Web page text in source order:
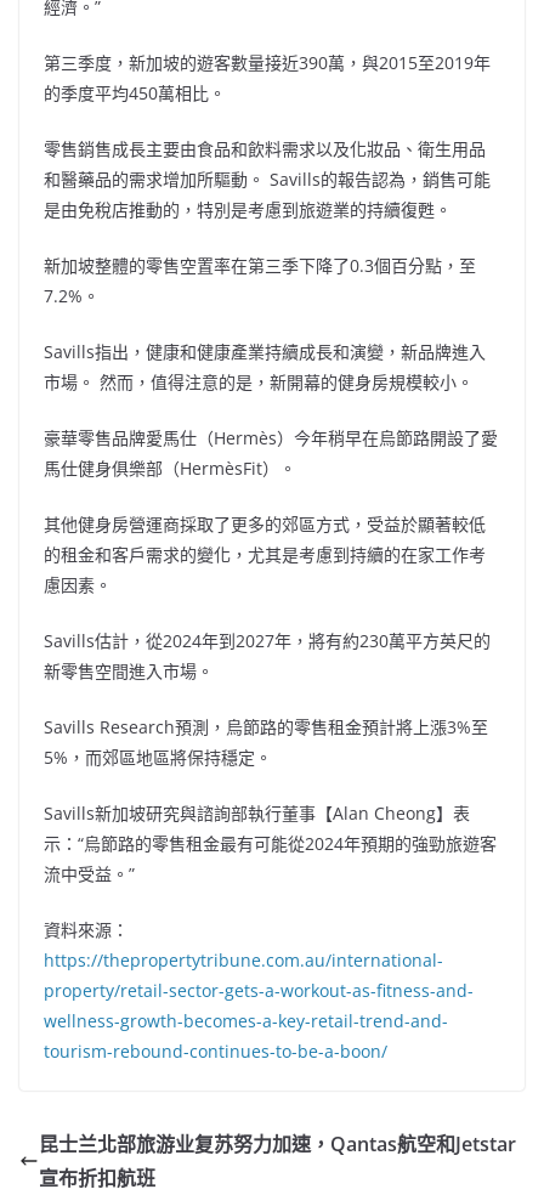
經濟。”
第三季度，新加坡的遊客數量接近390萬，與2015至2019年
的季度平均450萬相比。
零售銷售成長主要由食品和飲料需求以及化妝品、衛生用品
和醫藥品的需求增加所驅動。 Savills的報告認為，銷售可能
是由免稅店推動的，特別是考慮到旅遊業的持續復甦。
新加坡整體的零售空置率在第三季下降了0.3個百分點，至
7.2%。
Savills指出，健康和健康產業持續成長和演變，新品牌進入
市場。 然而，值得注意的是，新開幕的健身房規模較小。
豪華零售品牌愛馬仕（Hermès）今年稍早在烏節路開設了愛
馬仕健身俱樂部（HermèsFit）。
其他健身房營運商採取了更多的郊區方式，受益於顯著較低
的租金和客戶需求的變化，尤其是考慮到持續的在家工作考
慮因素。
Savills估計，從2024年到2027年，將有約230萬平方英尺的
新零售空間進入市場。
Savills Research預測，烏節路的零售租金預計將上漲3%至
5%，而郊區地區將保持穩定。
Savills新加坡研究與諮詢部執行董事【Alan Cheong】表
示：“烏節路的零售租金最有可能從2024年預期的強勁旅遊客
流中受益。”
資料來源：
https://thepropertytribune.com.au/international-
property/retail-sector-gets-a-workout-as-fitness-and-
wellness-growth-becomes-a-key-retail-trend-and-
tourism-rebound-continues-to-be-a-boon/
昆士兰北部旅游业复苏努力加速，Qantas航空和Jetstar
宣布折扣航班